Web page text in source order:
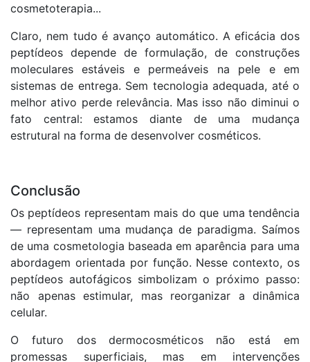
cosmetoterapia...
Claro, nem tudo é avanço automático. A eficácia dos
peptídeos depende de formulação, de construções
moleculares estáveis e permeáveis na pele e em
sistemas de entrega. Sem tecnologia adequada, até o
melhor ativo perde relevância. Mas isso não diminui o
fato central: estamos diante de uma mudança
estrutural na forma de desenvolver cosméticos.
Conclusão
Os peptídeos representam mais do que uma tendência
— representam uma mudança de paradigma. Saímos
de uma cosmetologia baseada em aparência para uma
abordagem orientada por função. Nesse contexto, os
peptídeos autofágicos simbolizam o próximo passo:
não apenas estimular, mas reorganizar a dinâmica
celular.
O futuro dos dermocosméticos não está em
promessas superficiais, mas em intervenções